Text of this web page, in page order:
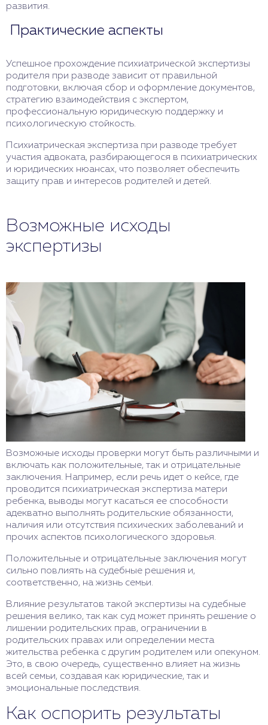
развития.
Практические аспекты
Успешное прохождение психиатрической экспертизы
родителя при разводе зависит от правильной
подготовки, включая сбор и оформление документов,
стратегию взаимодействия с экспертом,
профессиональную юридическую поддержку и
психологическую стойкость.
Психиатрическая экспертиза при разводе требует
участия адвоката, разбирающегося в психиатрических
и юридических нюансах, что позволяет обеспечить
защиту прав и интересов родителей и детей.
Возможные исходы
экспертизы
Возможные исходы проверки могут быть различными и
включать как положительные, так и отрицательные
заключения. Например, если речь идет о кейсе, где
проводится психиатрическая экспертиза матери
ребенка, выводы могут касаться ее способности
адекватно выполнять родительские обязанности,
наличия или отсутствия психических заболеваний и
прочих аспектов психологического здоровья.
Положительные и отрицательные заключения могут
сильно повлиять на судебные решения и,
соответственно, на жизнь семьи.
Влияние результатов такой экспертизы на судебные
решения велико, так как суд может принять решение о
лишении родительских прав, ограничении в
родительских правах или определении места
жительства ребенка с другим родителем или опекуном.
Это, в свою очередь, существенно влияет на жизнь
всей семьи, создавая как юридические, так и
эмоциональные последствия.
Как оспорить результаты